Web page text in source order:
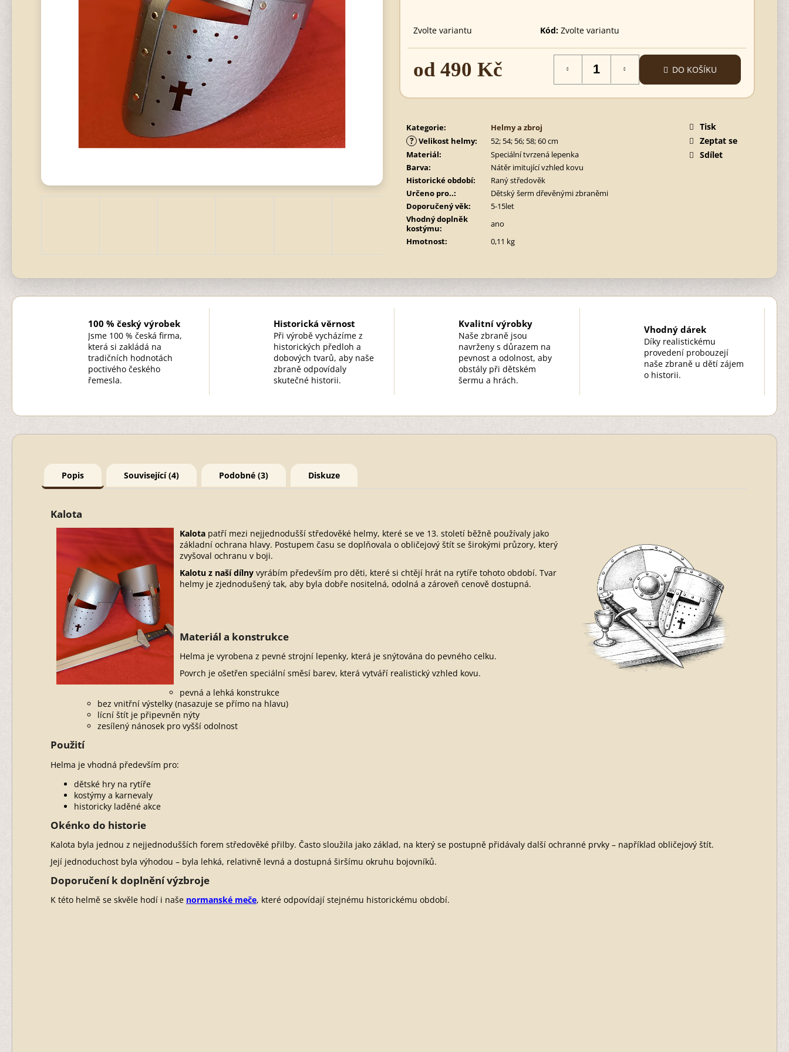
Zvolte variantu Kód: Zvolte variantu
od 490 Kč
cena:
DO KOŠÍKU
Kategorie: Helmy a zbroj
? Velikost helmy:
52; 54; 56; 58; 60 cm
Materiál:
Speciální tvrzená lepenka
Barva:
Nátěr imitující vzhled kovu
Historické období:
Raný středověk
Určeno pro..:
Dětský šerm dřevěnými zbraněmi
Doporučený věk:
5-15let
Vhodný doplněk
kostýmu:
ano
Hmotnost: 0,11 kg
Tisk
Zeptat se
Sdílet
100 % český výrobek
Jsme 100 % česká firma,
která si zakládá na
tradičních hodnotách
poctivého českého
řemesla.
Historická věrnost
Při výrobě vycházíme z
historických předloh a
dobových tvarů, aby naše
zbraně odpovídaly
skutečné historii.
Kvalitní výrobky
Naše zbraně jsou
navrženy s důrazem na
pevnost a odolnost, aby
obstály při dětském
šermu a hrách.
Vhodný dárek
Díky realistickému
provedení probouzejí
naše zbraně u dětí zájem
o historii.
Popis Související (4) Podobné (3) Diskuze
Kalota
Kalota patří mezi nejjednodušší středověké helmy, které se ve 13. století běžně používaly jako
základní ochrana hlavy. Postupem času se doplňovala o obličejový štít se širokými průzory, který
zvyšoval ochranu v boji.
Kalotu z naší dílny vyrábím především pro děti, které si chtějí hrát na rytíře tohoto období. Tvar
helmy je zjednodušený tak, aby byla dobře nositelná, odolná a zároveň cenově dostupná.
Materiál a konstrukce
Helma je vyrobena z pevné strojní lepenky, která je snýtována do pevného celku.
Povrch je ošetřen speciální směsí barev, která vytváří realistický vzhled kovu.
pevná a lehká konstrukce
bez vnitřní výstelky (nasazuje se přímo na hlavu)
lícní štít je připevněn nýty
zesílený nánosek pro vyšší odolnost
Použití
Helma je vhodná především pro:
dětské hry na rytíře
kostýmy a karnevaly
historicky laděné akce
Okénko do historie
Kalota byla jednou z nejjednodušších forem středověké přilby. Často sloužila jako základ, na který se postupně přidávaly další ochranné prvky – například obličejový štít.
Její jednoduchost byla výhodou – byla lehká, relativně levná a dostupná širšímu okruhu bojovníků.
Doporučení k doplnění výzbroje
K této helmě se skvěle hodí i naše normanské meče, které odpovídají stejnému historickému období.
620 Kč